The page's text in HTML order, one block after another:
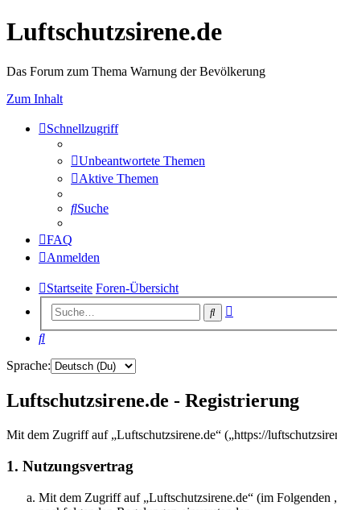
Luftschutzsirene.de
Das Forum zum Thema Warnung der Bevölkerung
Zum Inhalt
Schnellzugriff
Unbeantwortete Themen
Aktive Themen
Suche
FAQ
Anmelden
Startseite Foren-Übersicht
Suche
Suche
Sprache:
Luftschutzsirene.de - Registrierung
Mit dem Zugriff auf „Luftschutzsirene.de“ („https://
1. Nutzungsvertrag
Mit dem Zugriff auf „Luftschutzsirene.de“ (im Folgenden